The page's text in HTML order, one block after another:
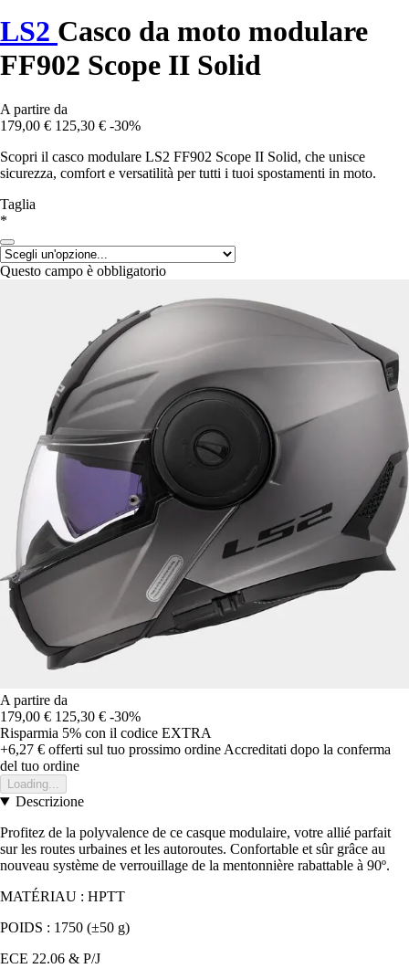
LS2 Casco da moto modulare
FF902 Scope II Solid
A partire da
179,00 € 125,30 € -30%
Scopri il casco modulare LS2 FF902 Scope II Solid, che unisce
sicurezza, comfort e versatilità per tutti i tuoi spostamenti in moto.
Taglia
*
Questo campo è obbligatorio
A partire da
179,00 € 125,30 € -30%
Risparmia 5% con il codice EXTRA
+6,27 € offerti sul tuo prossimo ordine Accreditati dopo la conferma
del tuo ordine
Loading...
Descrizione
Profitez de la polyvalence de ce casque modulaire, votre allié parfait
sur les routes urbaines et les autoroutes. Confortable et sûr grâce au
nouveau système de verrouillage de la mentonnière rabattable à 90º.
MATÉRIAU : HPTT
POIDS : 1750 (±50 g)
ECE 22.06 & P/J